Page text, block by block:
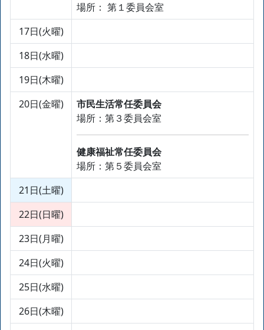
場所： 第１委員会室
17日(火曜)
18日(水曜)
19日(木曜)
20日(金曜)
市民生活常任委員会
場所：第３委員会室
健康福祉常任委員会
場所：第５委員会室
21日(土曜)
22日(日曜)
23日(月曜)
24日(火曜)
25日(水曜)
26日(木曜)